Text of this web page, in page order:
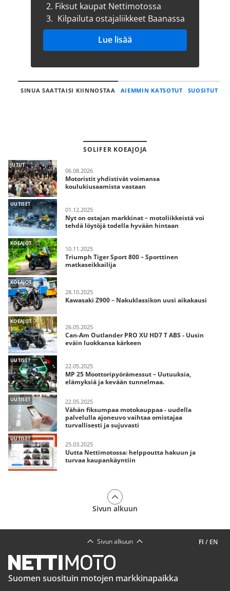
2. Fiksut kaupat Nettimotossa
3. Kilpailuta ostajaliikkeet Baanassa
Lue lisää
SINUA SAATTAISI KIINNOSTAA AIEMMIN KATSOTUT SUOSITUT
SOLIFER KOEAJOJA
JUTUT
06.08.2026
Motoristit yhdistivät voimansa
koulukiusaamista vastaan
UUTISET
01.12.2025
Nyt on ostajan markkinat – motoliikkeistä voi
tehdä löytöjä todella hyvään hintaan
KOEAJOT
10.11.2025
Triumph Tiger Sport 800 – Sporttinen
matkaseikkailija
KOEAJOT
28.10.2025
Kawasaki Z900 – Nakuklassikon uusi aikakausi
KOEAJOT
26.05.2025
Can-Am Outlander PRO XU HD7 T ABS - Uusin
eväin luokkansa kärkeen
UUTISET
22.05.2025
MP 25 Moottoripyörämessut – Uutuuksia,
elämyksiä ja kevään tunnelmaa.
UUTISET 22.05.2025
Vähän fiksumpaa motokauppaa - uudella
palvelulla ajoneuvo vaihtaa omistajaa
turvallisesti ja sujuvasti
UUTISET
25.03.2025
Uutta Nettimotossa: helppoutta hakuun ja
turvaa kaupankäyntiin
Sivun alkuun
FI / EN
Sivun alkuun
Suomen suosituin motojen markkinapaikka